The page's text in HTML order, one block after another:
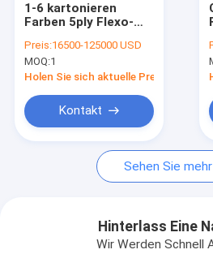
Kontakt US
Fordern Sie ein Zitat
Gewölbte Karton Flexo-
stempelschneidene Maschine
1-6 kartonieren
Farben 5ply Flexo-
3100mm
Preis:16500-125000 USD
MOQ:1
Holen Sie sich aktuelle Preis
Kontakt
Sehen Sie
Hinterlass Eine
Wir Werden Schnell